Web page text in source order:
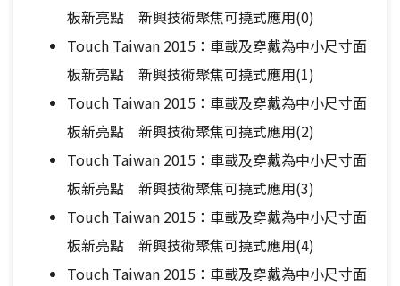
板新亮點 新興技術聚焦可撓式應用(0)
Touch Taiwan 2015：車載及穿戴為中小尺寸面
板新亮點 新興技術聚焦可撓式應用(1)
Touch Taiwan 2015：車載及穿戴為中小尺寸面
板新亮點 新興技術聚焦可撓式應用(2)
Touch Taiwan 2015：車載及穿戴為中小尺寸面
板新亮點 新興技術聚焦可撓式應用(3)
Touch Taiwan 2015：車載及穿戴為中小尺寸面
板新亮點 新興技術聚焦可撓式應用(4)
Touch Taiwan 2015：車載及穿戴為中小尺寸面